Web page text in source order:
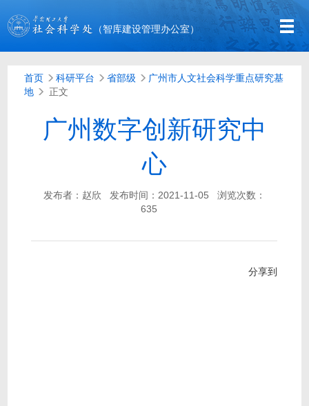
（智库建设管理办公室）
首页 科研平台 省部级
广州市人文社会科学重点研究基
地
正文
广州数字创新研究中
心
发布者：赵欣 发布时间：2021-11-05
浏览次数：
635
分享到